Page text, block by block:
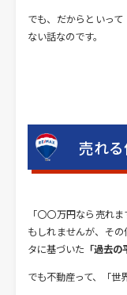
でも、だからといっ
ない話なのです。
売れ
「〇〇万円なら売れ
もしれませんが、そ
タに基づいた 「過去の
でも不動産って、「世